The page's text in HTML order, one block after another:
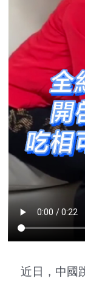
近日，中國